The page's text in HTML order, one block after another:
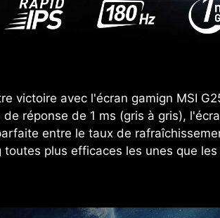
victoire avec l'écran gamign MSI
réponse de 1 ms (gris à gris),
entre le taux de
plus efficaces les unes que